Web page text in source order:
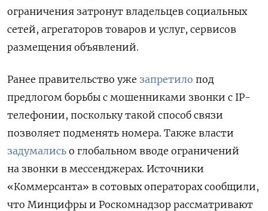
ограничения затронут владельцев социальных
сетей, агрегаторов товаров и услуг, сервисов
размещения объявлений.
Ранее правительство уже запретило под
предлогом борьбы с мошенниками звонки с IP-
телефонии, поскольку такой способ связи
позволяет подменять номера. Также власти
задумались о глобальном вводе ограничений
на звонки в мессенджерах. Источники
«Коммерсанта» в сотовых операторах сообщили,
что Минцифры и Роскомнадзор рассматривают